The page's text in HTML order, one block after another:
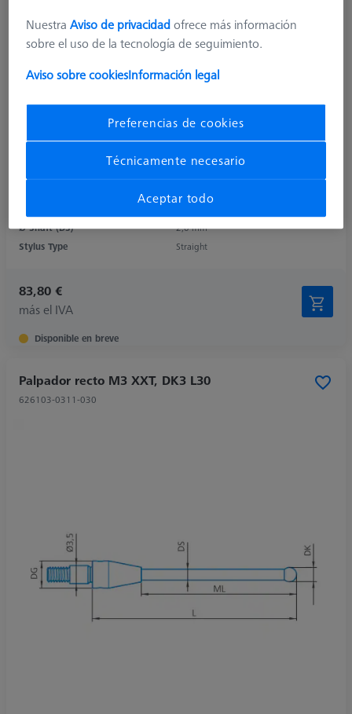
Product Type
Stylus
Ø Shaft (DS)
2,0 mm
Stylus Type
Straight
83,80 €
más el IVA
Disponible en breve
Palpador recto M3 XXT, DK3 L30
626103-0311-030
NuestraAviso de privacidadofrece más información
sobre el uso de la tecnología de seguimiento.
Aviso sobre cookiesInformación legal
Preferencias de cookies
Técnicamente necesario
Aceptar todo